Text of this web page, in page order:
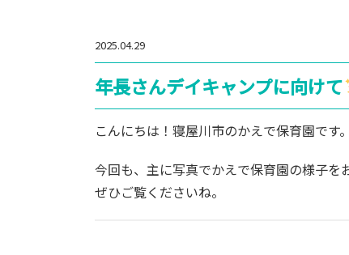
2025.04.29
年長さんデイキャンプに向けて
こんにちは！寝屋川市のかえで保育園です。
今回も、主に写真でかえで保育園の様子を
ぜひご覧くださいね。